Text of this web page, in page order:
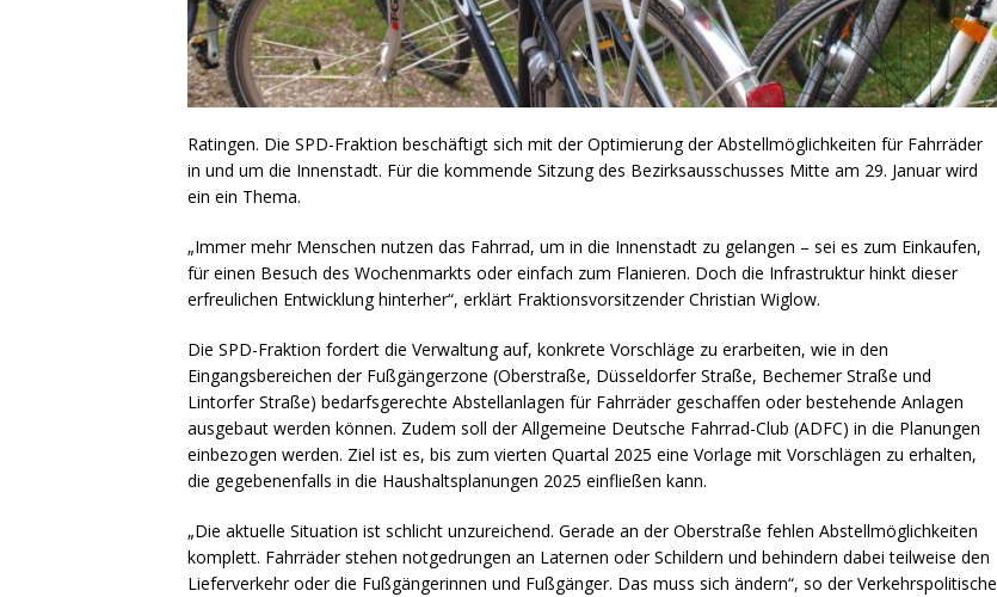
Ratingen. Die SPD-Fraktion beschäftigt sich mit der Optimierung der Abstellmöglichkeiten für Fahrräder
in und um die Innenstadt. Für die kommende Sitzung des Bezirksausschusses Mitte am 29. Januar wird
ein ein Thema.
„Immer mehr Menschen nutzen das Fahrrad, um in die Innenstadt zu gelangen – sei es zum Einkaufen,
für einen Besuch des Wochenmarkts oder einfach zum Flanieren. Doch die Infrastruktur hinkt dieser
erfreulichen Entwicklung hinterher“, erklärt Fraktionsvorsitzender Christian Wiglow.
Die SPD-Fraktion fordert die Verwaltung auf, konkrete Vorschläge zu erarbeiten, wie in den
Eingangsbereichen der Fußgängerzone (Oberstraße, Düsseldorfer Straße, Bechemer Straße und
Lintorfer Straße) bedarfsgerechte Abstellanlagen für Fahrräder geschaffen oder bestehende Anlagen
ausgebaut werden können. Zudem soll der Allgemeine Deutsche Fahrrad-Club (ADFC) in die Planungen
einbezogen werden. Ziel ist es, bis zum vierten Quartal 2025 eine Vorlage mit Vorschlägen zu erhalten,
die gegebenenfalls in die Haushaltsplanungen 2025 einfließen kann.
„Die aktuelle Situation ist schlicht unzureichend. Gerade an der Oberstraße fehlen Abstellmöglichkeiten
komplett. Fahrräder stehen notgedrungen an Laternen oder Schildern und behindern dabei teilweise den
Lieferverkehr oder die Fußgängerinnen und Fußgänger. Das muss sich ändern“, so der Verkehrspolitische